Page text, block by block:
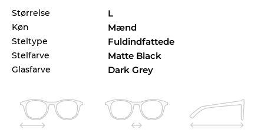
Ligetil og stærk i materialer og udførelse:
herrebrille
står for stilfuldt design og
selvbevidsthed. Som med alle solbriller i vores
butik, kan du stole på dengaranterede
Brillerne er på lager. Hvis du bestiller nu kan vi
sende dine briller til dig med det samme. Stellet er
Størrelse L
Køn Mænd
Steltype Fuldindfattede
Stelfarve Matte Black
Glasfarve Dark Grey